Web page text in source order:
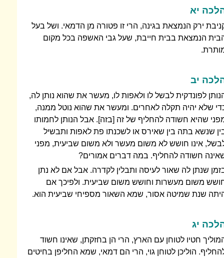
יא
ירק הנמצאת בגינה, הרי זו פטורה מן הדמאי. ושל בעל
הנמצאת בבית חייבת, שעל גבי האשפה בכל מקום
יב
לפונדקית לבשל לו ולאפות לו, מעשר את שהוא נותן לה,
שלא יהיה תקלה לאחרים. ומעשר את שהוא נוטל ממנה,
שהיא חשודה להחליף של זה [בזה]. אבל הנותן לחמותו
שנשא בתה בין שאירס או לשכנתו פת לאפות ותבשיל
אינו חושש לא משום מעשר ולא משום שביעית, מפני
חשודה להחליף. במה דברים אמורים?
שנתן לה שאור לעיסה ותבלין לקדרה. אבל אם לא נתן
משום מעשרות וחושש משום שביעית. ולפיכך אם
שנת שמיטה אסור, שמא השאור מספיחי שביעית הוא.
יג
חטיו לטוחן עם הארץ, הרי הן בחזקתן, שאינו חשוד
הוליכן לטוחן גוי, הרי הם דמאי, שמא החליפן בחיטים